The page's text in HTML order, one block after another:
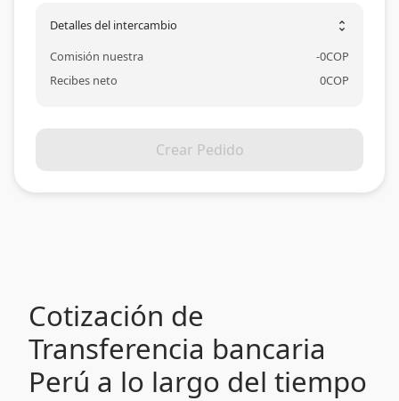
Detalles del intercambio unfold_more
Comisión nuestra -0COP
Recibes neto
0COP
Crear Pedido
Cotización de
Transferencia bancaria
Perú a lo largo del tiempo